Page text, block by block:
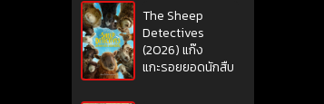
The Sheep
Detectives
(2026) แก๊ง
แกะรอยยอดนักสืบ